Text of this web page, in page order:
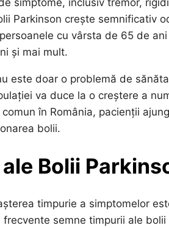
Parkinson crește semnificativ
cu vârsta de 65 de
și mai mult.
este doar o problemă de
va duce la o creștere a
în România, pacienții
bolii.
Bolii
timpurie a simptomelor
semne timpurii ale bolii